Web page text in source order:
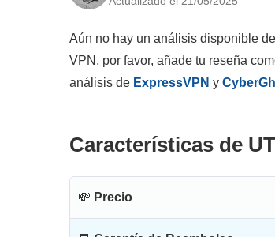
Aún no hay un análisis disponible
VPN, por favor, añade tu reseña
análisis de ExpressVPN y
Características de
💸 Precio